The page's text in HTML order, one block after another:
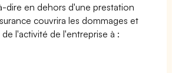
dire en dehors d'une prestation
couvrira les dommages et
l'activité de l'entreprise à :